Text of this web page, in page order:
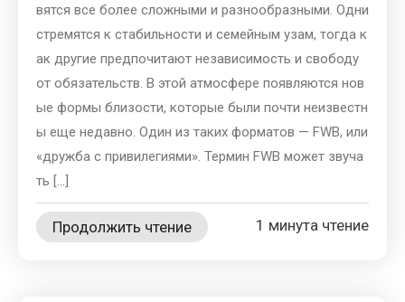
вятся все более сложными и разнообразными. Одни
стремятся к стабильности и семейным узам, тогда к
ак другие предпочитают независимость и свободу
от обязательств. В этой атмосфере появляются нов
ые формы близости, которые были почти неизвестн
ы еще недавно. Один из таких форматов — FWB, или
«дружба с привилегиями». Термин FWB может звуча
ть […]
Продолжить чтение 1 минута чтение